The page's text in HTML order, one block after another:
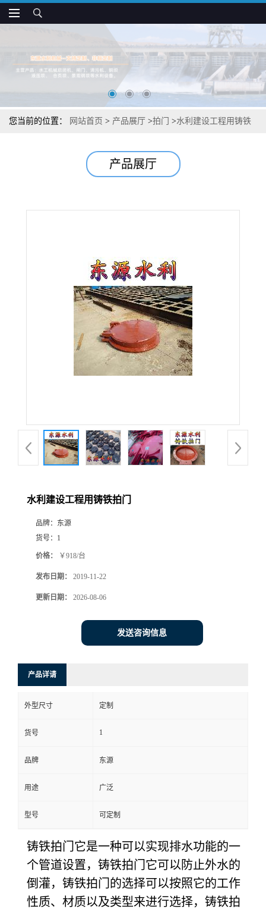
您当前的位置： 网站首页 > 产品展厅 >拍门 >水利建设工程用铸铁
产品展厅
水利建设工程用铸铁拍门
品牌： 东源
货号： 1
价格： ￥918/台
发布日期： 2019-11-22
更新日期： 2026-08-06
发送咨询信息
产品详请
外型尺寸 定制
货号 1
品牌 东源
用途 广泛
型号 可定制
铸铁拍门它是一种可以实现排水功能的一
个管道设置，铸铁拍门它可以防止外水的
倒灌，铸铁拍门的选择可以按照它的工作
性质、材质以及类型来进行选择，铸铁拍